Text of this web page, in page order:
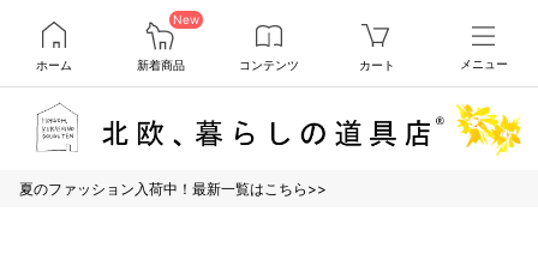
ホーム
New
新着商品 コンテンツ カート メニュー
夏のファッション入荷中！最新一覧はこちら>>